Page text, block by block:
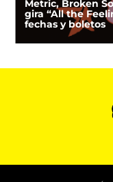
Metric, Broken
gira “All the
fechas y boletos